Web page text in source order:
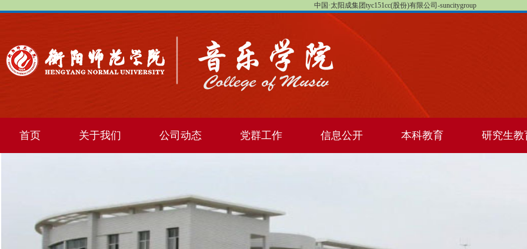
中国·太阳成集团tyc151cc(股份)有限公司-suncitygroup
首页 关于我们 公司动态 党群工作 信息公开 本科教育 研究生教